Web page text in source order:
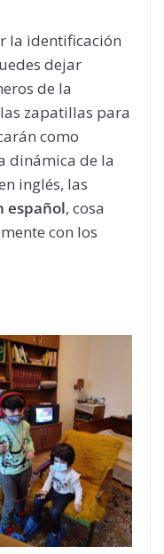
la identificación
dejar
de la
zapatillas para
como
dinámica de la
inglés, las
español, cosa
con los